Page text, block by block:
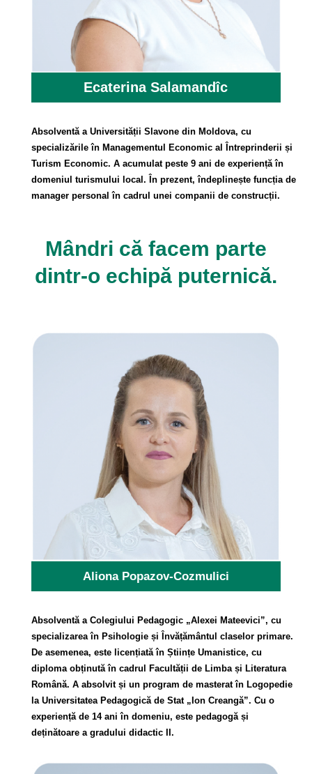
Ecaterina Salamandîc
Absolventă a Universității Slavone din Moldova, cu
specializările în Managementul Economic al Întreprinderii și
Turism Economic. A acumulat peste 9 ani de experiență în
domeniul turismului local. În prezent, îndeplinește funcția de
manager personal în cadrul unei companii de construcții.
Mândri că facem parte
dintr-o echipă puternică.
Aliona Popazov-Cozmulici
Absolventă a Colegiului Pedagogic „Alexei Mateevici”, cu
specializarea în Psihologie și Învățământul claselor primare.
De asemenea, este licențiată în Științe Umanistice, cu
diploma obținută în cadrul Facultății de Limba și Literatura
Română. A absolvit și un program de masterat în Logopedie
la Universitatea Pedagogică de Stat „Ion Creangă”. Cu o
experiență de 14 ani în domeniu, este pedagogă și
deținătoare a gradului didactic II.